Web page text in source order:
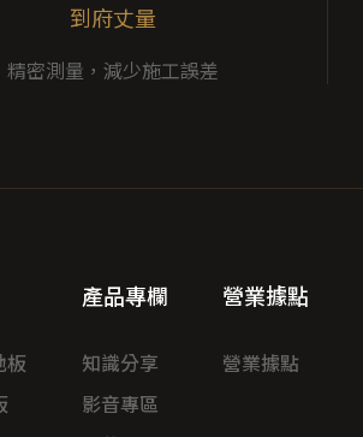
到府丈量
精密測量，減少施工誤差
板
產品專欄
知識分享
影音專區
營業據點
營業據點